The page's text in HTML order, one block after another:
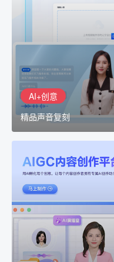
AI+创意
精品声音复刻
精品声音复刻
AI+创意：AIGC 能力集中
展示窗口，体验 AIGC 给
生活和生产带来的改变
AIGC平台
用AI孵化每个创意
讯飞AIGC平台：让每个创
作者都拥有自己的专注AI
创作助手